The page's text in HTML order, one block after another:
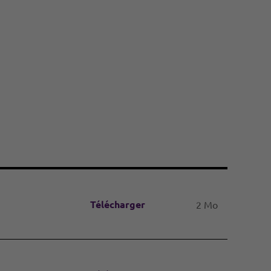
Télécharger 2 Mo